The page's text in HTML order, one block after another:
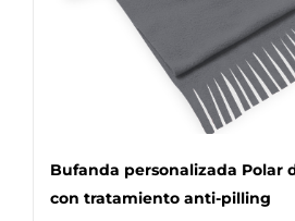
página
de
producto
Bufanda personalizada Polar
con tratamiento anti-pilling